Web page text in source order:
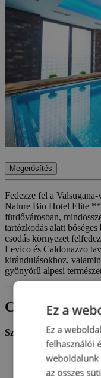
Megerősítés
Fedezze fel a
Nature Bio Hotel Elite
fürdővárosban,
tartózkodás alatt
csodás környezet
Levico és Caldonazzo
kirándulásokhoz,
gyönyörű alpesi
Szállás:
Szállás egy Ön
Elite *** superior
Ez a
Ez a
felhasználói
weboldalunk
az összes